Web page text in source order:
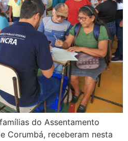
do Assentamento
Corumbá, receberam nesta